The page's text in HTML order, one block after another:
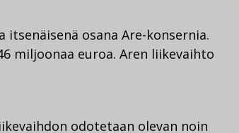
osana Are-konsernia.
miljoonaa euroa. Aren liikevaihto
odotetaan olevan noin